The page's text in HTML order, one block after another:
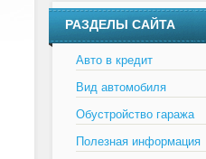
РАЗДЕЛЫ САЙТА
Авто в кредит
Вид автомобиля
Обустройство гаража
Полезная информация